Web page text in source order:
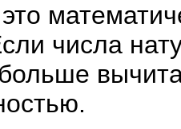
числа